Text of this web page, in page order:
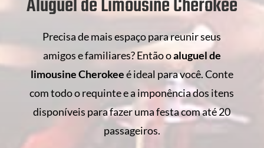
Aluguel de Limousine Cherokee
Precisa de mais espaço para reunir seus
amigos e familiares? Então oaluguel de
limousine Cherokeeé ideal para você. Conte
com todo o requinte e a imponência dos itens
disponíveis para fazer uma festa com até 20
passageiros.